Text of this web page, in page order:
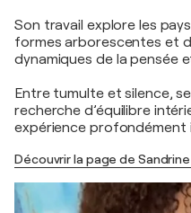
Son travail explore les
formes arborescentes et
dynamiques de la pensée
Entre tumulte et silence,
recherche d’équilibre
expérience profondément
Découvrir la page de